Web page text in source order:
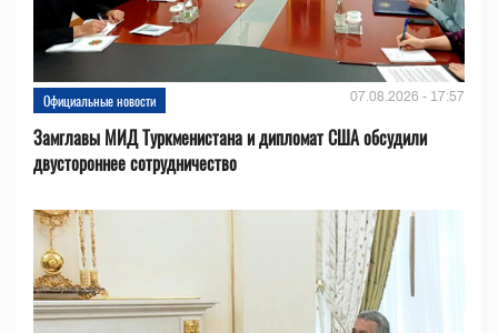
Официальные новости 07.08.2026 - 17:57
Замглавы МИД Туркменистана и дипломат США обсудили
двустороннее сотрудничество